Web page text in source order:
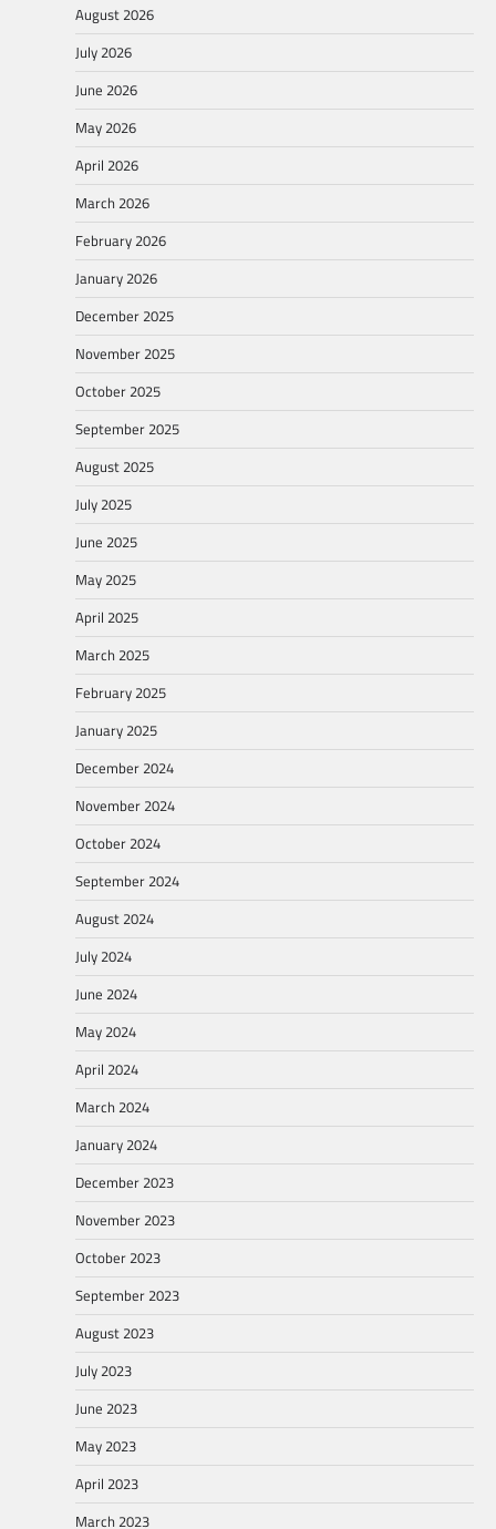
August 2026
July 2026
June 2026
May 2026
April 2026
March 2026
February 2026
January 2026
December 2025
November 2025
October 2025
September 2025
August 2025
July 2025
June 2025
May 2025
April 2025
March 2025
February 2025
January 2025
December 2024
November 2024
October 2024
September 2024
August 2024
July 2024
June 2024
May 2024
April 2024
March 2024
January 2024
December 2023
November 2023
October 2023
September 2023
August 2023
July 2023
June 2023
May 2023
April 2023
March 2023